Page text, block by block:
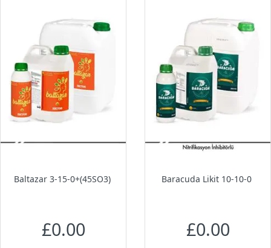
Baltazar 3-15-0+(45SO3)
£0.00
Baracuda Likit 10-10-0
£0.00